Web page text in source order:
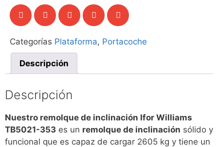
Categorías Plataforma, Portacoche
Descripción
Descripción
Nuestro remolque de inclinación Ifor Williams
TB5021-353 es un remolque de inclinación sólido y
funcional que es capaz de cargar 2605 kg y tiene un